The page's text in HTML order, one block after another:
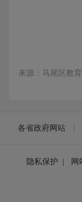
来源：马尾区教
各省政府网站
隐私保护 | 网